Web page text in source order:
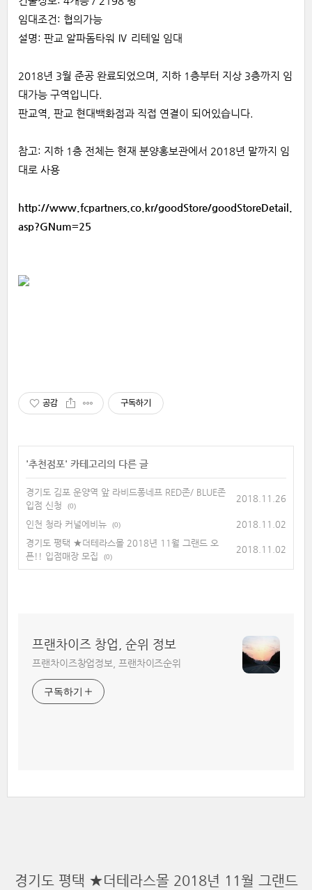
임대조건: 협의가능
설명: 판교 알파돔타워 Ⅳ 리테일 임대
2018년 3월 준공 완료되었으며, 지하 1층부터 지상 3층까지 임
대가능 구역입니다.
판교역, 판교 현대백화점과 직접 연결이 되어있습니다.
참고: 지하 1층 전체는 현재 분양홍보관에서 2018년 말까지 임
대로 사용
http://www.fcpartners.co.kr/goodStore/goodStoreDetail.
asp?GNum=25
공감 구독하기
'추천점포' 카테고리의 다른 글
경기도 김포 운양역 앞 라비드퐁네프 RED존/ BLUE존
입점 신청
(0)
2018.11.26
인천 청라 커널에비뉴 (0)
2018.11.02
경기도 평택 ★더테라스몰 2018년 11월 그랜드 오
픈!! 입점매장 모집
(0)
2018.11.02
프랜차이즈 창업, 순위 정보
프랜차이즈창업정보, 프랜차이즈순위
구독하기
경기도 평택 ★더테라스몰 2018년 11월 그랜드